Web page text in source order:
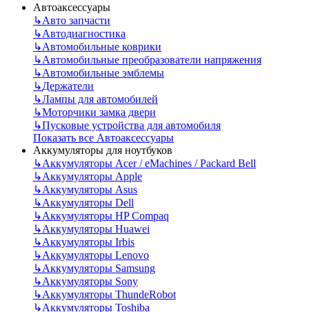
Автоаксессуары
↳Авто запчасти
↳Автодиагностика
↳Автомобильные коврики
↳Автомобильные преобразователи напряжения
↳Автомобильные эмблемы
↳Держатели
↳Лампы для автомобилей
↳Моторчики замка двери
↳Пусковые устройства для автомобиля
Показать все Автоаксессуары
Аккумуляторы для ноутбуков
↳Аккумуляторы Acer / eMachines / Packard Bell
↳Аккумуляторы Apple
↳Аккумуляторы Asus
↳Аккумуляторы Dell
↳Аккумуляторы HP Compaq
↳Аккумуляторы Huawei
↳Аккумуляторы Irbis
↳Аккумуляторы Lenovo
↳Аккумуляторы Samsung
↳Аккумуляторы Sony
↳Аккумуляторы ThundeRobot
↳Аккумуляторы Toshiba